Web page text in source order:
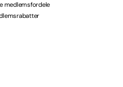
medlemsfordele